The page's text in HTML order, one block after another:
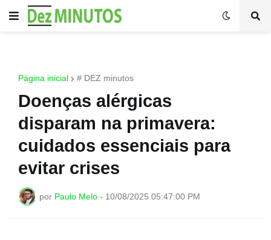
Página inicial # DEZ minutos
Doenças alérgicas
disparam na primavera:
cuidados essenciais para
evitar crises
por Paulo Melo - 10/08/2025 05:47:00 PM